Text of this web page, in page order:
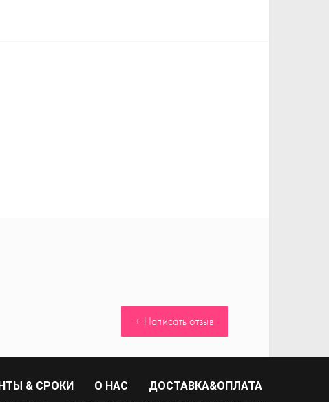
+ Написать отзыв
& СРОКИ О НАС
ДОСТАВКА&ОПЛАТА